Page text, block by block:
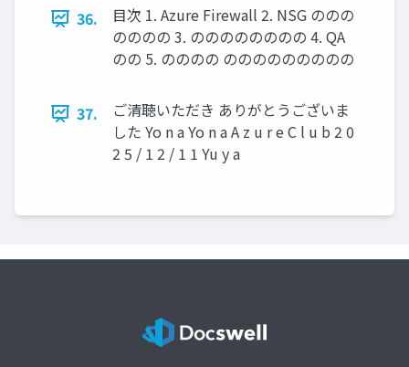
36.
目次 1. Azure Firewall 2. NSG ののの
のののの 3. のののののののの 4. QA
のの 5. のののの ののののののののの
37.
ご清聴いただき ありがとうございま
した Yo n a Yo n a A z u r e C l u b 2 0
2 5 / 1 2 / 1 1 Yu y a